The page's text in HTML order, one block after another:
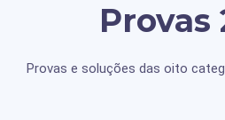
Provas
Provas e soluções das oito